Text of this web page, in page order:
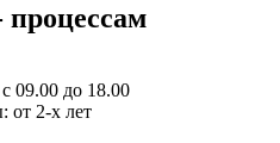
процессам
09.00 до 18.00
от 2-х лет